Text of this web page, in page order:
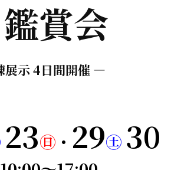
賞会
示 4日間開催 ―
23㊐ ・ 29㊏ 30